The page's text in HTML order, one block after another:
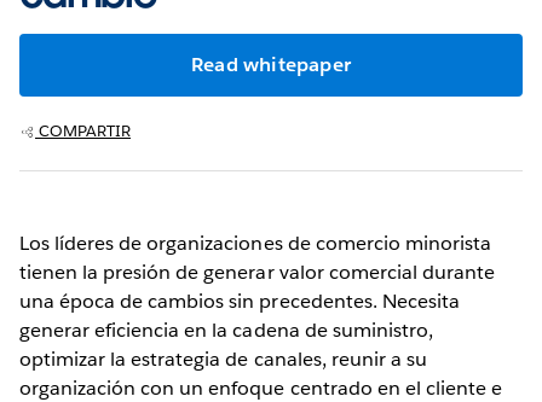
Read whitepaper
COMPARTIR
Los líderes de organizaciones de comercio minorista
tienen la presión de generar valor comercial durante
una época de cambios sin precedentes. Necesita
generar eficiencia en la cadena de suministro,
optimizar la estrategia de canales, reunir a su
organización con un enfoque centrado en el cliente e